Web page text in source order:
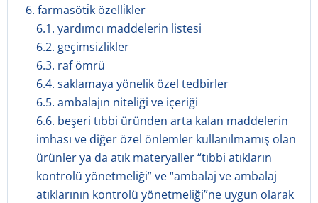
6. farmasöti̇k özelli̇kler
6.1. yardımcı maddelerin listesi
6.2. geçimsizlikler
6.3. raf ömrü
6.4. saklamaya yönelik özel tedbirler
6.5. ambalajın niteliği ve içeriği
6.6. beşeri tıbbi üründen arta kalan maddelerin
imhası ve diğer özel önlemler kullanılmamış olan
ürünler ya da atık materyaller “tıbbi atıkların
kontrolü yönetmeliği” ve “ambalaj ve ambalaj
atıklarının kontrolü yönetmeliği”ne uygun olarak